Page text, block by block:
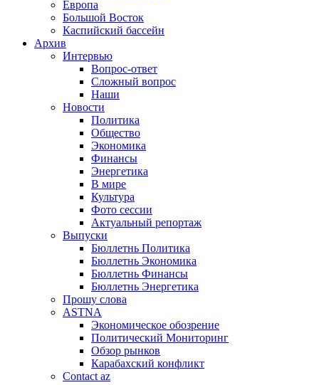
Европа
Большой Восток
Каспийский бассейн
Архив
Интервью
Вопрос-ответ
Сложный вопрос
Наши
Новости
Политика
Общество
Экономика
Финансы
Энергетика
В мире
Культура
Фото сессии
Актуальный репортаж
Выпуски
Бюллетнь Политика
Бюллетнь Экономика
Бюллетнь Финансы
Бюллетнь Энергетика
Прошу слова
ASTNA
Экономическое обозрение
Политический Мониторинг
Обзор рынков
Карабахский конфликт
Contact az